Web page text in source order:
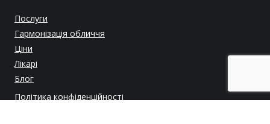
Послуги
Гармонізація обличчя
Ціни
Лікарі
Блог
Політика конфіденційності